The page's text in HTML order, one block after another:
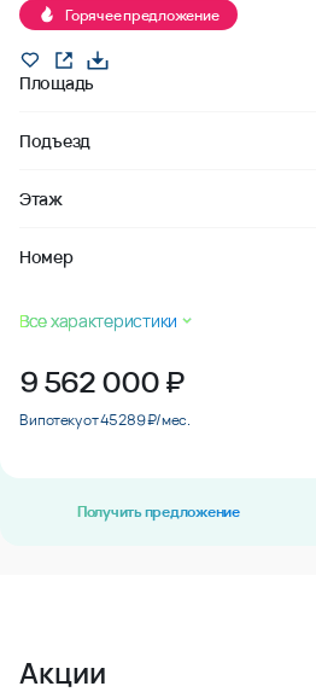
Горячее предложение
Площадь
Подъезд
Этаж
Номер
Все характеристики
9 562 000₽
В ипотеку от 45 289 ₽/мес.
Получить предложение
Акции